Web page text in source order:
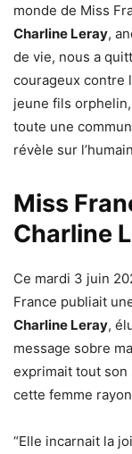
monde de Miss
Charline Leray,
de vie, nous a
courageux contre
jeune fils
toute une
révèle sur
Miss
Charline
Ce mardi 3 juin
France publiait
Charline Leray,
message sobre
exprimait tout son
cette femme
“Elle incarnait la